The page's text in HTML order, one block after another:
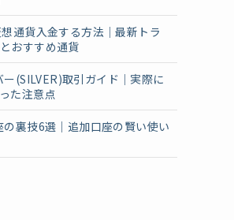
通貨入金する方法｜最新トラ
おすすめ通貨
ー(SILVER)取引ガイド｜実際に
た注意点
の裏技6選｜追加口座の賢い使い